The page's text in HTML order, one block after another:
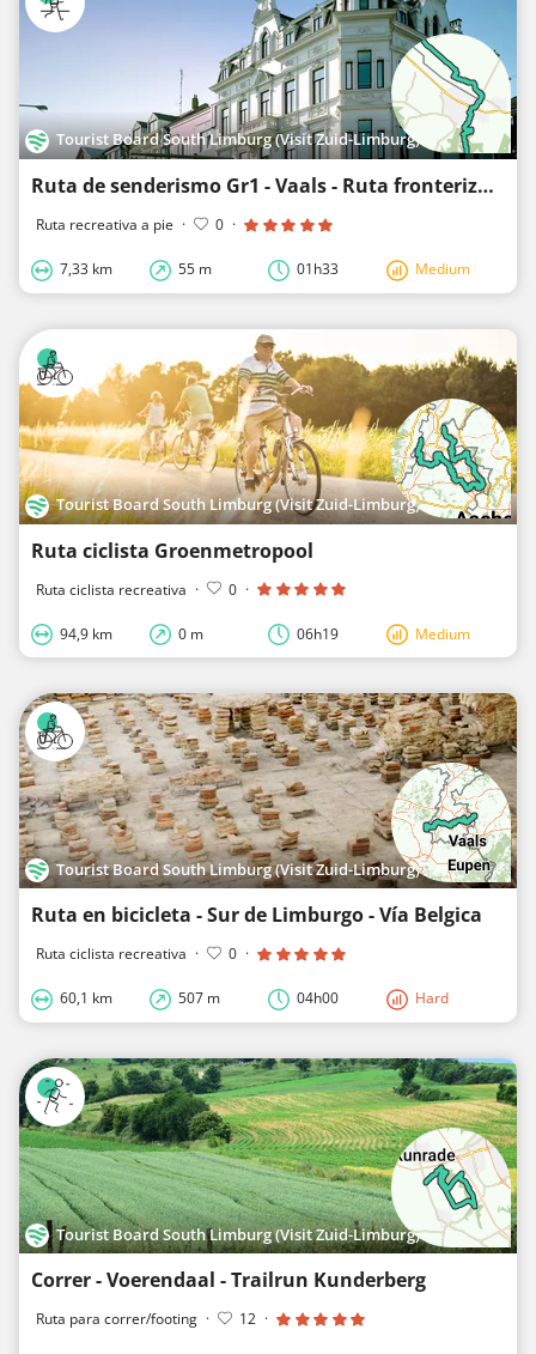
Tourist Board South Limburg (Visit Zuid-Limburg)
Ruta de senderismo Gr1 - Vaals - Ruta fronteriza Vaals-Orsbach
Ruta recreativa a pie · 0 ·
7,33 km 55 m 01h33 Medium
Tourist Board South Limburg (Visit Zuid-Limburg)
Ruta ciclista Groenmetropool
Ruta ciclista recreativa · 0 ·
94,9 km 0 m 06h19 Medium
Tourist Board South Limburg (Visit Zuid-Limburg)
Ruta en bicicleta - Sur de Limburgo - Vía Belgica
Ruta ciclista recreativa · 0 ·
60,1 km 507 m 04h00 Hard
Tourist Board South Limburg (Visit Zuid-Limburg)
Correr - Voerendaal - Trailrun Kunderberg
Ruta para correr/footing · 12 ·